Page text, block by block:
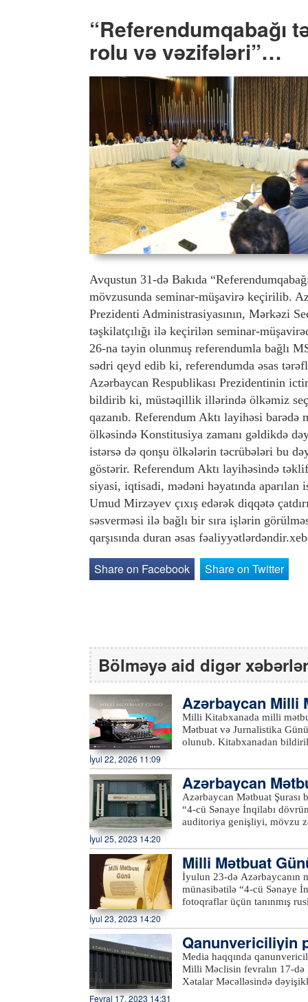
“Referendumqabağı
rolu və vəzifələri”…
Avqustun 31-də Bakıda
mövzusunda seminar-müşavirə keçirilib.
Prezidenti Administrasiyasının, Mərkəzi
təşkilatçılığı ilə keçirilən seminar-
26-na təyin olunmuş referendumla bağlı
sədri qeyd edib ki, referendumda əsas
Azərbaycan Respublikası Prezidentinin
bildirib ki, müstəqillik illərində ölkəmiz
qazanıb. Referendum Aktı layihəsi
ölkəsində Konstitusiya zamanı gəldikdə
istərsə də qonşu ölkələrin təcrübələri bu
göstərir. Referendum Aktı layihəsində
siyasi, iqtisadi, mədəni həyatında aparılan
Umud Mirzəyev çıxış edərək diqqətə
səsverməsi ilə bağlı bir sıra işlərin
qarşısında duran əsas
Share on Facebook Share on Twitter
Bölməyə aid digər xəbərlər
Azərbaycan Milli
r…
Milli Kitabxanada milli
Mətbuat və Jurnalistika
olunub. Kitabxanadan bildirilib ki, sərgilərdə milli mətbuatımızın banisi Həsən bəy
yaranmasında xüsusi
əks etdirən Azərbaycan və
dərc olunan materiallar nümayiş edilib. Virtual sərgi ilə tanış olmaq
edə bilərlər.
İyul 22, 2026 11:09
Azərbaycan
Azərbaycan Mətbuat Şurası bəyanat
“4-cü Sənaye İnqilabı
auditoriya genişliyi, mövzu
media, jurnalist təşkilatları
sahəsinin aktual məsələlərini ətraflı müzakirə
Ermənistanın Azərbaycana
özünü göstərməyə başladı.
ünvanlayaraq və yersiz
qınadılar, onları Şuşanı
mümkün dividend əldə etmək
tərəfinin eyni motivli
Foruma qarşı bəyanatın
pislənilməsi kimi
İyul 25, 2023 14:20
Milli Mətbuat
İyulun 23-də Azərbaycanın
münasibətilə “4-cü Sənaye
fotoqraflar üçün tanınmış
gənc fotoqraf iştirak edib. İlk dəfə Şuşada olmağın sevincini yaşayan gənclər təlimdən əvvəl
şəhəri gəziblər. Fotoqraflar
türbəsi, Xan qızı Natəvanın
paytaxtının digər görməli yerlərində fotolar
iştirakçılara öz peşəkar
nümayiş etdirib. Təlim zamanı gənc fotoqraflar foto sənətinin bir çox sirlərini öyrənmək
İyul 23, 2023 14:20
Qanunvericiliyin
k edildi
Media haqqında
Milli Məclisin fevralın 17-də
Xətalar Məcəlləsində dəyişiklik
Fevral 17, 2023 14:31